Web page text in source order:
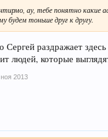
ау, тебе понятно какие
будем тоньше друг к другу.
Сергей раздражает
людей, которые
2013